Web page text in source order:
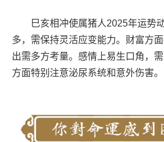
巳亥相冲使属猪人2025年运势
多，需保持灵活应变能力。财富方
出需多方考量。感情上易生口角，
方面特别注意泌尿系统和意外伤害。